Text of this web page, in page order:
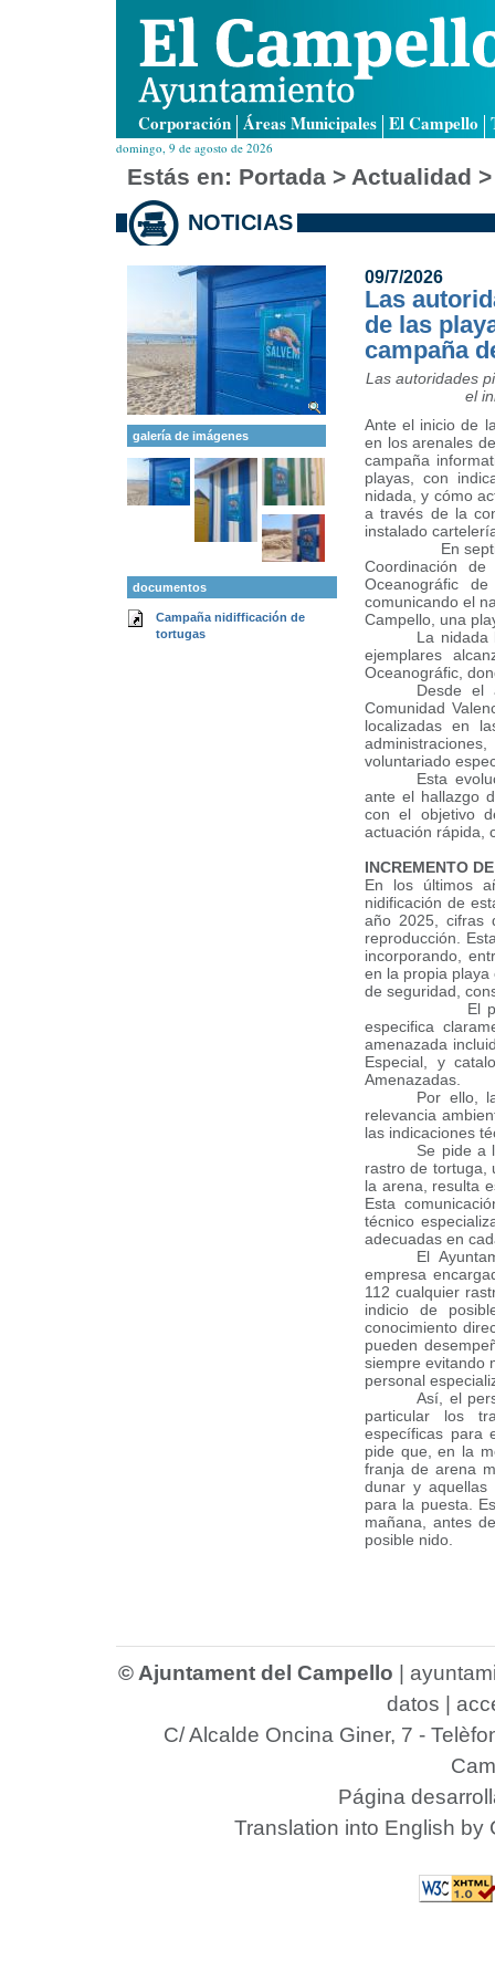
Corporación Áreas Municipales El Campello
domingo, 9 de agosto de 2026
Estás en: Portada > Actualidad
NOTICIAS
galería de imágenes
documentos
Campaña nidifficación de
tortugas
09/7/2026
Las
de las
campaña
Las autoridades
el
Ante el inicio de
en los arenales
campaña
playas, con
nidada, y cómo
a través de la
instalado
En septiembre
Coordinación
Oceanográfic
comunicando el
Campello, una
La nidada
ejemplares
Oceanográfic,
Desde el
Comunidad
localizadas en
voluntariado
Esta
ante el hallazgo
con el objetivo
actuación rápida,
INCREMENTO
En los últimos
nidificación de
año 2025, cifras
reproducción.
incorporando,
en la propia
de seguridad,
El protocolo
especifica
amenazada
Especial, y
Amenazadas.
Por ello,
relevancia
las indicaciones
Se pide a
rastro de tortuga,
la arena, resulta
Esta
técnico
adecuadas en
El
empresa
112 cualquier
indicio de
conocimiento
pueden
siempre evitando
personal
Así, el
particular los
específicas para
pide que, en la
franja de arena
dunar y aquellas
para la puesta.
mañana, antes
posible nido.
© Ajuntament del Campello
datos
C/ Alcalde Oncina Giner, 7 -
Página
Translation into English by